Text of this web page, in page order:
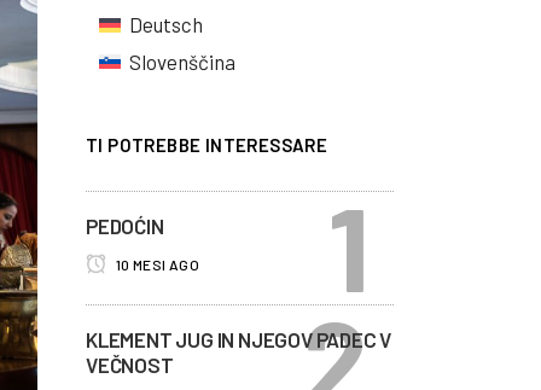
Deutsch
Slovenščina
TI POTREBBE INTERESSARE
PEDOĆIN
10 MESI AGO
KLEMENT JUG IN NJEGOV PADEC V
VEČNOST